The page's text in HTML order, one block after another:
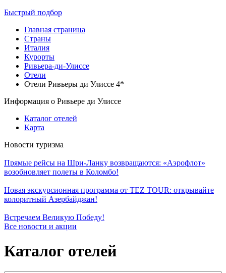
Быстрый подбор
Главная страница
Cтраны
Италия
Курорты
Ривьера-ди-Улиссе
Отели
Отели Ривьеры ди Улиссе 4*
Информация о Ривьере ди Улиссе
Каталог отелей
Карта
Новости туризма
Прямые рейсы на Шри-Ланку возвращаются: «Аэрофлот»
возобновляет полеты в Коломбо!
Новая экскурсионная программа от TEZ TOUR: открывайте
колоритный Азербайджан!
Встречаем Великую Победу!
Все новости и акции
Каталог отелей